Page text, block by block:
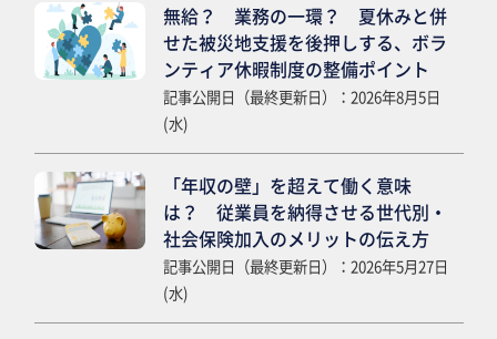
無給？ 業務の一環？ 夏休みと併
せた被災地支援を後押しする、ボラ
ンティア休暇制度の整備ポイント
記事公開日（最終更新日）：2026年8月5日
(水)
「年収の壁」を超えて働く意味
は？ 従業員を納得させる世代別・
社会保険加入のメリットの伝え方
記事公開日（最終更新日）：2026年5月27日
(水)